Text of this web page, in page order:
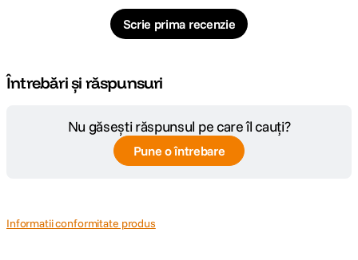
Scrie prima recenzie
Întrebări și răspunsuri
Nu găsești răspunsul pe care îl cauți?
Pune o întrebare
Informatii conformitate produs